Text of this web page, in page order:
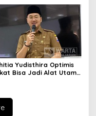
Yudisthira Optimis
Bisa Jadi Alat Utama